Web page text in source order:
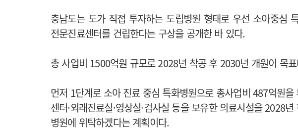
충남도는 도가 직접 투자하는 도립병원 형태로 우선 소아중심
전문진료센터를 건립한다는 구상을 공개한 바 있다.
총 사업비 1500억원 규모로 2028년 착공 후 2030년 개원이 목
먼저 1단계로 소아 진료 중심 특화병원으로 총사업비 487억원을
센터·외래진료실·영상실·검사실 등을 보유한 의료시설을 2028
병원에 위탁하겠다는 계획이다.